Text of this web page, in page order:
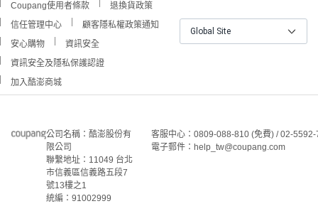
Coupang使用者條款
退換貨政策
信任管理中心
顧客隱私權政策通知
安心購物
資訊安全
資訊安全及隱私保護認證
加入酷澎商城
Global Site
公司名稱：酷澎股份有
限公司
聯繫地址：11049 台北
市信義區信義路五段7
號13樓之1
統編：91002999
客服中心：0809-088-810 (免費) / 02-
電子郵件：help_tw@coupang.com